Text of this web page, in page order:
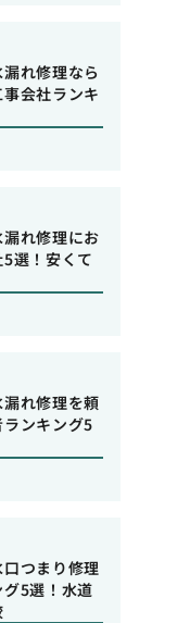
れ修理なら
会社ランキ
れ修理にお
選！安くて
れ修理を頼
ンキング5
つまり修理
5選！水道